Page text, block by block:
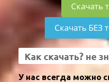
Скачать
Скачать БЕЗ
У нас всегда можно